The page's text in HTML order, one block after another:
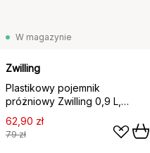
W magazynie
Zwilling
Plastikowy pojemnik
próżniowy Zwilling 0,9 L,
18,2x11,2x9,8 cm
62,90 zł
79 zł